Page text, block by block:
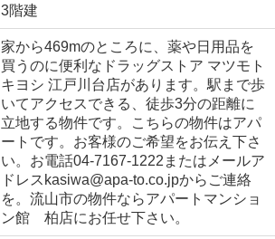
3階建
家から469mのところに、薬や日用品を
買うのに便利なドラッグストア マツモト
キヨシ 江戸川台店があります。駅まで歩
いてアクセスできる、徒歩3分の距離に
立地する物件です。こちらの物件はアパ
ートです。お客様のご希望をお伝え下さ
い。お電話04-7167-1222またはメールア
ドレスkasiwa@apa-to.co.jpからご連絡
を。流山市の物件ならアパートマンショ
ン館 柏店にお任せ下さい。